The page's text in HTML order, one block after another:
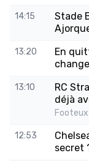
14:15
Stade
13:20
En
13:10
RC
déjà
Footeux
12:53
secret